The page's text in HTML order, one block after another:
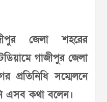
জেলা শহরের
গাজীপুর জেলা
প্রতিনিধি সম্মেলনে
এসব কথা বলেন।